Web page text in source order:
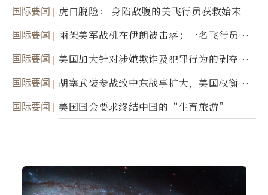
国际要闻 虎口脱险： 身陷敌腹的美飞行员获救始末
国际要闻
兩架美军战机在伊朗被击落；一名飞行员失
踪
国际要闻
美国加大针对涉嫌欺诈及犯罪行为的剥夺公
民权力度
国际要闻
胡塞武装参战致中东战事扩大，美国权衡地
面入侵的可能性
国际要闻 美国国会要求终结中国的“生育旅游”